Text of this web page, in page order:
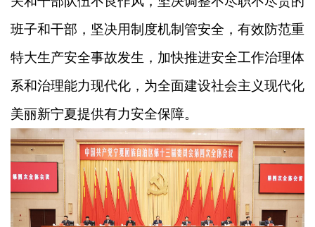
班子和干部，坚决用制度机制管安全，有效防范重
特大生产安全事故发生，加快推进安全工作治理体
系和治理能力现代化，为全面建设社会主义现代化
美丽新宁夏提供有力安全保障。